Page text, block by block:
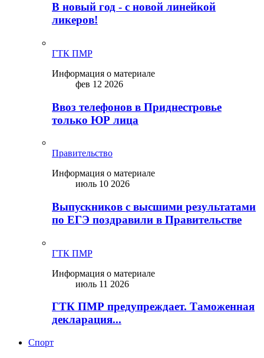
В новый год - с новой линейкой
ликepoв!
ГТК ПМР
Информация о материале
фев 12 2026
Ввоз телефонов в Приднестровье
только ЮР лица
Правительство
Информация о материале
июль 10 2026
Выпускников с высшими результатами
по ЕГЭ поздравили в Правительстве
ГТК ПМР
Информация о материале
июль 11 2026
ГТК ПМР предупреждает. Таможенная
декларация...
Спорт